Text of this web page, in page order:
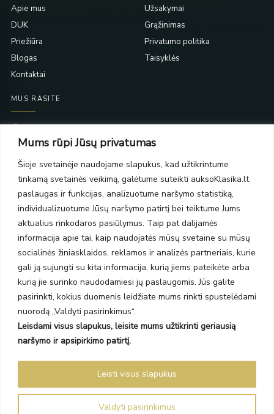
Mums rūpi Jūsų privatumas
Šioje svetainėje naudojame slapukus, kad užtikrintume
tinkamą svetainės veikimą, galėtume suteikti auksoKlasika.lt
paslaugas ir funkcijas, analizuotume naršymo statistiką,
individualizuotume Jūsų naršymo patirtį bei teiktume Jums
aktualius rinkodaros pasiūlymus. Taip pat dalijamės
informacija apie tai, kaip naudojatės mūsų svetaine su mūsų
socialinės žiniasklaidos, reklamos ir analizės partneriais, kurie
gali ją sujungti su kita informacija, kurią jiems pateikėte arba
kurią jie surinko naudodamiesi jų paslaugomis. Jūs galite
pasirinkti, kokius duomenis leidžiate mums rinkti spustelėdami
nuorodą „Valdyti pasirinkimus“.
Leisdami visus slapukus, leisite mums užtikrinti geriausią
naršymo ir apsipirkimo patirtį.
Valdyti pasirinkimus
Leisti visus slapukus
Apie mus
DUK
Priežiūra
Blogas
Kontaktai
Užsakymai
Grąžinimas
Privatumo politika
Taisyklės
MUS RASITE
PC Molas, Klaipėda
PC BIG 2, Klaipėda
Šilutės pl. 35
PC Banginis, Klaipėda
NAUJIENLAIŠKIS
Prenumeruokite ir gaukite pasiūlymus, naujienas bei riboto
leidimo kolekcijas.
SIŲSTI
Auksoklasika.lt © 2026 Visos teisės saugomos